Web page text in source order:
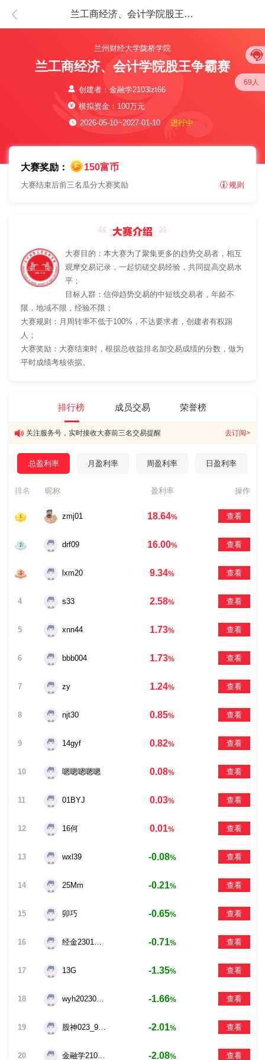
兰工商经济、会计学院股王争霸赛
兰州财经大学陇桥学院
兰工商经济、会计学院股王争霸赛
创建者：金融学2103lzt66
模拟资金：100万元
2026-05-10~2027-01-10
进行中
69人
大赛奖励： 150富币
大赛结束后前三名瓜分大赛奖励 规则
大赛目的：本大赛为了聚集更多的趋势交易者，相互
观摩交易记录，一起切磋交易经验，共同提高交易水
平；
目标人群：信仰趋势交易的中短线交易者，年龄不
限，地域不限，经验不限；
大赛规则：月周转率不低于100%，不达要求者，创建者有权踢
人；
大赛奖励：大赛结束时，根据总收益排名加交易成绩的分数，做为
平时成绩考核依据。
排行榜 成员交易 荣誉榜
关注服务号，实时接收大赛前三名交易提醒 去订阅>
总盈利率 月盈利率 周盈利率 日盈利率
排名 昵称 盈利率 操作
zmj01 18.64% 查看
drf09 16.00% 查看
lxm20 9.34% 查看
4 s33 2.58% 查看
5 xnn44 1.73% 查看
6 bbb004 1.73% 查看
7 zy 1.24% 查看
8 njt30 0.85% 查看
9 14gyf 0.82% 查看
10 嗯嗯嗯嗯嗯 0.08% 查看
11 01BYJ 0.03% 查看
12 16何 0.01% 查看
13 wxl39 -0.08% 查看
14 25Mm -0.21% 查看
15 卯巧 -0.65% 查看
16 经金2301wrj37 -0.71% 查看
17 13G -1.35% 查看
18 wyh20230116141 -1.66% 查看
19 股神023_9284 -2.01% 查看
20 金融学2103lzt66 -2.08% 查看